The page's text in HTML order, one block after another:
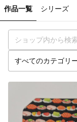
作品一覧 シリーズ